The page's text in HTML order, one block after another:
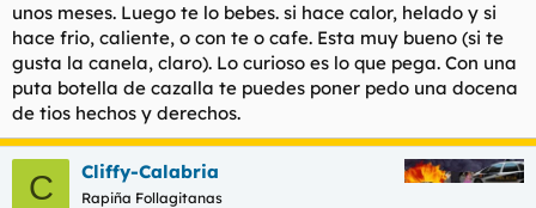
unos meses. Luego te lo bebes. si hace calor, helado y si
hace frio, caliente, o con te o cafe. Esta muy bueno (si te
gusta la canela, claro). Lo curioso es lo que pega. Con una
puta botella de cazalla te puedes poner pedo una docena
de tios hechos y derechos.
C Cliffy-Calabria
Rapiña Follagitanas